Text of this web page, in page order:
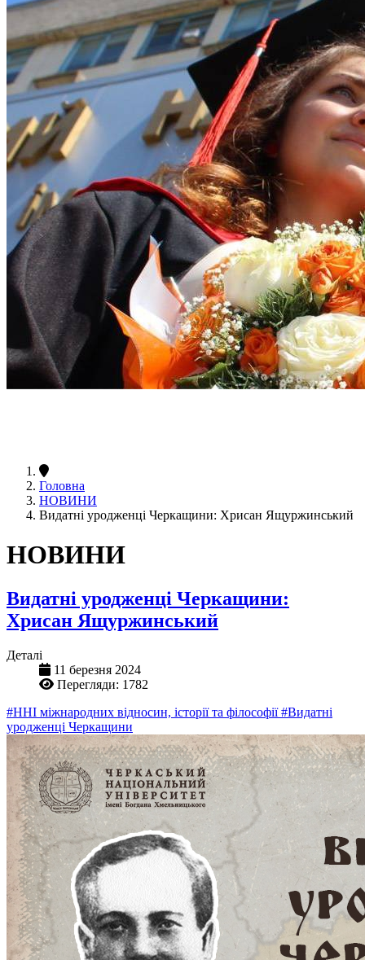
Головна
НОВИНИ
Видатні уродженці Черкащини: Хрисан Ящуржинський
НОВИНИ
Видатні уродженці Черкащини:
Хрисан Ящуржинський
Деталі
11 березня 2024
Перегляди: 1782
#ННІ міжнародних відносин, історії та філософії#Видатні
уродженці Черкащини